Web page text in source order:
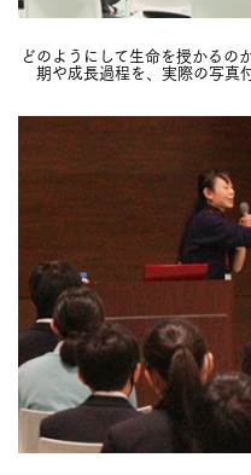
どのようにして生命を授かるの
期や成長過程を、実際の写真